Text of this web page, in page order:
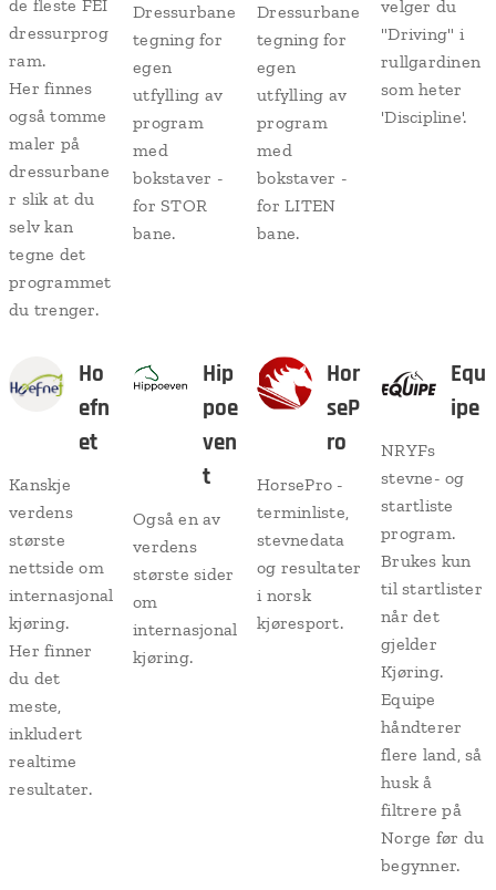
de fleste FEI
dressurprog
ram.
Her finnes
også tomme
maler på
dressurbane
r slik at du
selv kan
tegne det
programmet
du trenger.
Dressurbane
tegning for
egen
utfylling av
program
med
bokstaver -
for STOR
bane.
Dressurbane
tegning for
egen
utfylling av
program
med
bokstaver -
for LITEN
bane.
velger du
"Driving" i
rullgardinen
som heter
'Discipline'.
Ho
efn
et
Kanskje
verdens
største
nettside om
internasjonal
kjøring.
Her finner
du det
meste,
inkludert
realtime
resultater.
Hip
poe
ven
t
Også en av
verdens
største sider
om
internasjonal
kjøring.
Hor
seP
ro
HorsePro -
terminliste,
stevnedata
og resultater
i norsk
kjøresport.
Equ
ipe
NRYFs
stevne- og
startliste
program.
Brukes kun
til startlister
når det
gjelder
Kjøring.
Equipe
håndterer
flere land, så
husk å
filtrere på
Norge før du
begynner.